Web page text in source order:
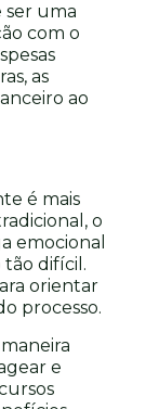
ser uma
com o
as
ao
é mais
o
emocional
difícil.
orientar
processo.
e